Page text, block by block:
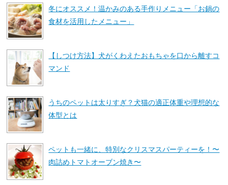
冬にオススメ！温かみのある手作りメニュー「お鍋の
食材を活用したメニュー」
【しつけ方法】犬がくわえたおもちゃを口から離すコ
マンド
うちのペットは太りすぎ？犬猫の適正体重や理想的な
体型とは
ペットも一緒に、特別なクリスマスパーティーを！〜
肉詰めトマトオーブン焼き〜